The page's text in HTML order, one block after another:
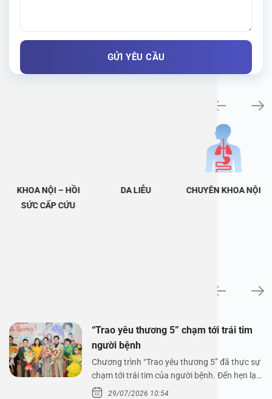
KHOA NỘI – HỒI
SỨC CẤP CỨU
DA LIỄU CHUYÊN KHOA NỘI
“Trao yêu thương 5” chạm tới trái tim
người bệnh
Chương trình “Trao yêu thương 5” đã thực sự
chạm tới trái tim của người bệnh. Đến hẹn lại
lên,…29/07/2026 10:54